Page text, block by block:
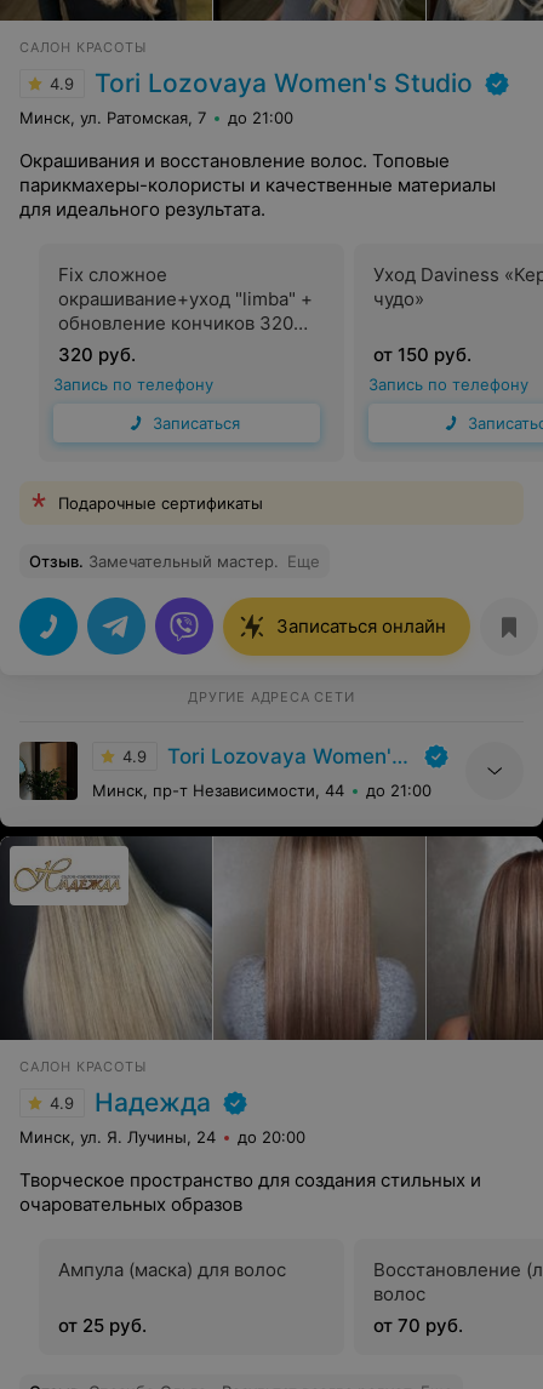
САЛОН КРАСОТЫ
4.9 Tori Lozovaya Women's Studio
Минск, ул. Ратомская, 7 до 21:00
Окрашивания и восстановление волос. Топовые
парикмахеры-колористы и качественные материалы
для идеального результата.
Fix сложное
окрашивание+уход "limba" +
обновление кончиков 320
byn для новых клиентов
(длина до 40 см )
320 руб.
Запись по телефону
Записаться
Уход Daviness
чудо»
от 150 руб.
Запись по телефону
Подарочные сертификаты
Отзыв. Замечательный мастер. Еще
Записаться онлайн
ДРУГИЕ АДРЕСА СЕТИ
4.9 Tori Lozovaya Women's Studio
Минск, пр-т Независимости, 44 до 21:00
САЛОН КРАСОТЫ
4.9 Надежда
Минск, ул. Я. Лучины, 24 до 20:00
Творческое пространство для создания стильных и
очаровательных образов
Ампула (маска) для волос
от 25 руб.
Восстановление
волос
от 70 руб.